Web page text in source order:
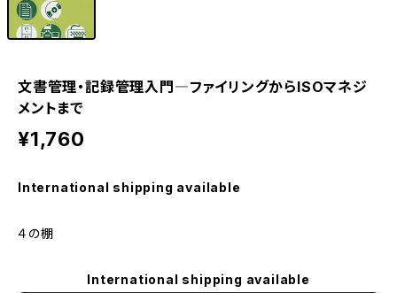
文書管理・記録管理入門―ファイリングからISOマネジ
メントまで
¥1,760
International shipping available
４の棚
International shipping available